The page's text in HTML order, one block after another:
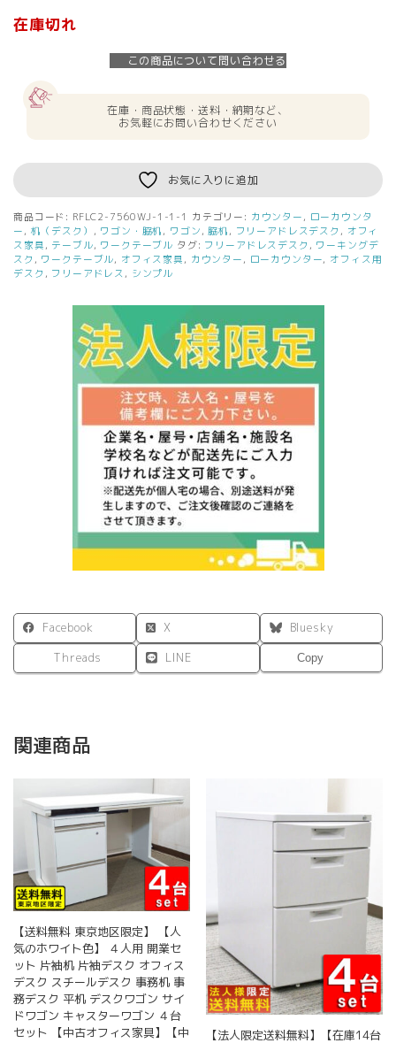
在庫切れ
この商品について問い合わせる
在庫・商品状態・送料・納期など、
お気軽にお問い合わせください
お気に入りに追加
商品コード: RFLC2-7560WJ-1-1-1 カテゴリー: カウンター , ローカウンタ
ー , 机（デスク） , ワゴン・脇机 , ワゴン , 脇机 , フリーアドレスデスク , オフィ
ス家具 , テーブル, ワークテーブル タグ: フリーアドレスデスク , ワーキングデ
スク , ワークテーブル, オフィス家具 , カウンター , ローカウンター, オフィス用
デスク , フリーアドレス , シンプル
Facebook X
Bluesky
Threads
LINE Copy
関連商品
【送料無料 東京地区限定】 【人
気のホワイト色】 ４人用 開業セ
ット 片袖机 片袖デスク オフィス
デスク スチールデスク 事務机 事
務デスク 平机 デスクワゴン サイ
ドワゴン キャスターワゴン ４台
セット 【中古オフィス家具】【中
【法人限定送料無料】【在庫14台